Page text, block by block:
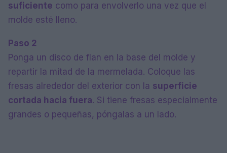
suficiente como para envolverlo una vez que el
molde esté lleno.
Paso 2
Ponga un disco de flan en la base del molde y
repartir la mitad de la mermelada. Coloque las
fresas alrededor del exterior con la superficie
cortada hacia fuera. Si tiene fresas especialmente
grandes o pequeñas, póngalas a un lado.